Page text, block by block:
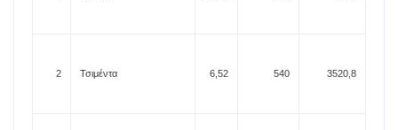
2 Τσιμέντα 6,52 540 3520,8